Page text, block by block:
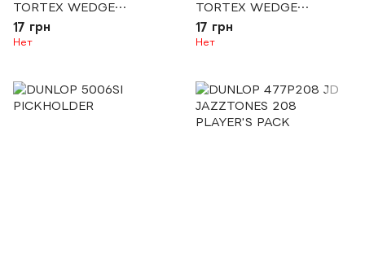
TORTEX WEDGE
CUSTOM UKR 1.0
17 грн
Нет
TORTEX WEDGE
CUSTOM UKR 1.14
17 грн
Нет